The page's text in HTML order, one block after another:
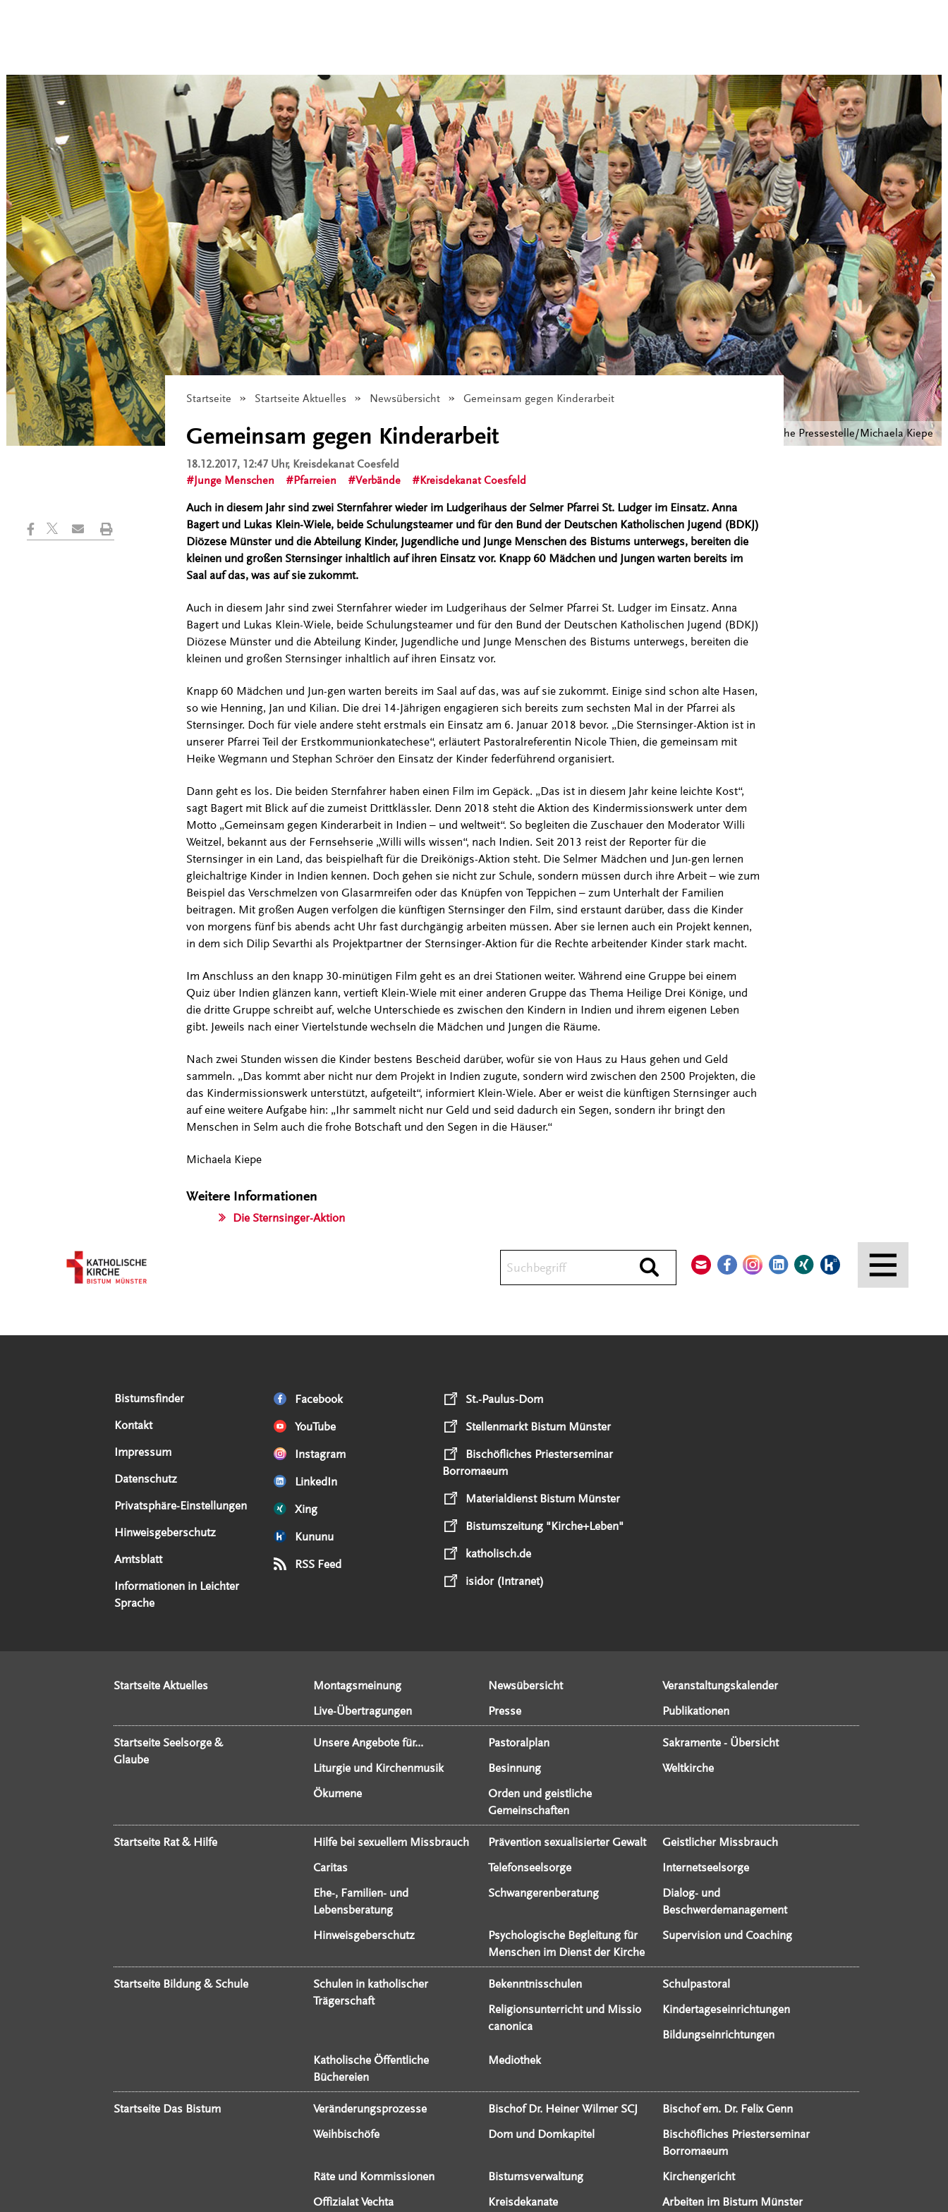
Durchsuchen
© Bischöfliche Pressestelle/Michaela Kiepe
Startseite Startseite Aktuelles Newsübersicht Angezeigt:
Gemeinsam gegen Kinderarbeit
Gemeinsam gegen Kinderarbeit
18.12.2017, 12:47 Uhr, Kreisdekanat Coesfeld
Junge Menschen
Pfarreien Verbände Kreisdekanat Coesfeld
Auch in diesem Jahr sind zwei Sternfahrer wieder im Ludgerihaus der Selmer Pfarrei St. Ludger im Einsatz. Anna
Bagert und Lukas Klein-Wiele, beide Schulungsteamer und für den Bund der Deutschen Katholischen Jugend (BDKJ)
Diözese Münster und die Abteilung Kinder, Jugendliche und Junge Menschen des Bistums unterwegs, bereiten die
kleinen und großen Sternsinger inhaltlich auf ihren Einsatz vor. Knapp 60 Mädchen und Jungen warten bereits im
Saal auf das, was auf sie zukommt.
Auch in diesem Jahr sind zwei Sternfahrer wieder im Ludgerihaus der Selmer Pfarrei St. Ludger im Einsatz. Anna
Bagert und Lukas Klein-Wiele, beide Schulungsteamer und für den Bund der Deutschen Katholischen Jugend (BDKJ)
Diözese Münster und die Abteilung Kinder, Jugendliche und Junge Menschen des Bistums unterwegs, bereiten die
kleinen und großen Sternsinger inhaltlich auf ihren Einsatz vor.
Knapp 60 Mädchen und Jun-gen warten bereits im Saal auf das, was auf sie zukommt. Einige sind schon alte Hasen,
so wie Henning, Jan und Kilian. Die drei 14-Jährigen engagieren sich bereits zum sechsten Mal in der Pfarrei als
Sternsinger. Doch für viele andere steht erstmals ein Einsatz am 6. Januar 2018 bevor. „Die Sternsinger-Aktion ist in
unserer Pfarrei Teil der Erstkommunionkatechese“, erläutert Pastoralreferentin Nicole Thien, die gemeinsam mit
Heike Wegmann und Stephan Schröer den Einsatz der Kinder federführend organisiert.
Dann geht es los. Die beiden Sternfahrer haben einen Film im Gepäck. „Das ist in diesem Jahr keine leichte Kost“,
sagt Bagert mit Blick auf die zumeist Drittklässler. Denn 2018 steht die Aktion des Kindermissionswerk unter dem
Motto „Gemeinsam gegen Kinderarbeit in Indien – und weltweit“. So begleiten die Zuschauer den Moderator Willi
Weitzel, bekannt aus der Fernsehserie „Willi wills wissen“, nach Indien. Seit 2013 reist der Reporter für die
Sternsinger in ein Land, das beispielhaft für die Dreikönigs-Aktion steht. Die Selmer Mädchen und Jun-gen lernen
gleichaltrige Kinder in Indien kennen. Doch gehen sie nicht zur Schule, sondern müssen durch ihre Arbeit – wie zum
Beispiel das Verschmelzen von Glasarmreifen oder das Knüpfen von Teppichen – zum Unterhalt der Familien
beitragen. Mit großen Augen verfolgen die künftigen Sternsinger den Film, sind erstaunt darüber, dass die Kinder
von morgens fünf bis abends acht Uhr fast durchgängig arbeiten müssen. Aber sie lernen auch ein Projekt kennen,
in dem sich Dilip Sevarthi als Projektpartner der Sternsinger-Aktion für die Rechte arbeitender Kinder stark macht.
Im Anschluss an den knapp 30-minütigen Film geht es an drei Stationen weiter. Während eine Gruppe bei einem
Quiz über Indien glänzen kann, vertieft Klein-Wiele mit einer anderen Gruppe das Thema Heilige Drei Könige, und
die dritte Gruppe schreibt auf, welche Unterschiede es zwischen den Kindern in Indien und ihrem eigenen Leben
gibt. Jeweils nach einer Viertelstunde wechseln die Mädchen und Jungen die Räume.
Nach zwei Stunden wissen die Kinder bestens Bescheid darüber, wofür sie von Haus zu Haus gehen und Geld
sammeln. „Das kommt aber nicht nur dem Projekt in Indien zugute, sondern wird zwischen den 2500 Projekten, die
das Kindermissionswerk unterstützt, aufgeteilt“, informiert Klein-Wiele. Aber er weist die künftigen Sternsinger auch
auf eine weitere Aufgabe hin: „Ihr sammelt nicht nur Geld und seid dadurch ein Segen, sondern ihr bringt den
Menschen in Selm auch die frohe Botschaft und den Segen in die Häuser.“
Michaela Kiepe
Weitere Informationen
Die Sternsinger-Aktion
Serviceangebote
Bistumsfinder
Kontakt
Impressum
Datenschutz
Privatsphäre-Einstellungen
Hinweisgeberschutz
Amtsblatt
Informationen in Leichter
Sprache
Social Media Angebote Facebook
YouTube
Instagram
LinkedIn
Xing
Kununu
RSS Feed
Externe Links St.-Paulus-Dom
Stellenmarkt Bistum Münster
Bischöfliches Priesterseminar
Borromaeum
Materialdienst Bistum Münster
Bistumszeitung "Kirche+Leben"
katholisch.de
isidor (Intranet)
Startseite Aktuelles Montagsmeinung Newsübersicht
Veranstaltungskalender
Live-Übertragungen
Presse Publikationen
Startseite Seelsorge &
Glaube
Unsere Angebote für... Pastoralplan
Sakramente - Übersicht
Liturgie und Kirchenmusik
Besinnung
Weltkirche
Ökumene
Orden und geistliche
Gemeinschaften
Startseite Rat & Hilfe Hilfe bei sexuellem Missbrauch Prävention sexualisierter Gewalt
Geistlicher Missbrauch
Caritas
Telefonseelsorge
Internetseelsorge
Ehe-, Familien- und
Lebensberatung
Schwangerenberatung
Dialog- und
Beschwerdemanagement
Hinweisgeberschutz
Psychologische Begleitung für
Menschen im Dienst der Kirche
Supervision und Coaching
Startseite Bildung & Schule
Schulen in katholischer
Trägerschaft
Bekenntnisschulen
Schulpastoral
Religionsunterricht und Missio
canonica
Kindertageseinrichtungen
Bildungseinrichtungen
Katholische Öffentliche
Büchereien
Mediothek
Startseite Das Bistum Veränderungsprozesse Bischof Dr. Heiner Wilmer SCJ
Bischof em. Dr. Felix Genn
Weihbischöfe
Dom und Domkapitel
Bischöfliches Priesterseminar
Borromaeum
Räte und Kommissionen
Bistumsverwaltung
Kirchengericht
Offizialat Vechta
Kreisdekanate Arbeiten im Bistum Münster